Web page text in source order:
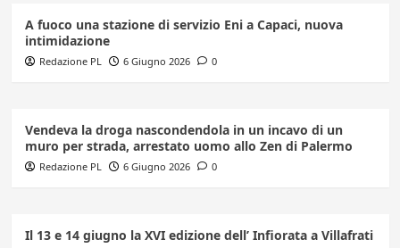
A fuoco una stazione di servizio Eni a Capaci, nuova
intimidazione
Redazione PL 6 Giugno 2026 0
Vendeva la droga nascondendola in un incavo di un
muro per strada, arrestato uomo allo Zen di Palermo
Redazione PL 6 Giugno 2026 0
Il 13 e 14 giugno la XVI edizione dell’ Infiorata a Villafrati